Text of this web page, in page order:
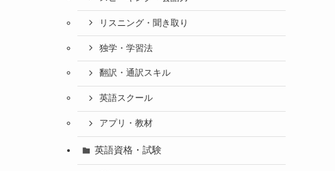
リスニング・聞き取り
独学・学習法
翻訳・通訳スキル
英語スクール
アプリ・教材
英語資格・試験